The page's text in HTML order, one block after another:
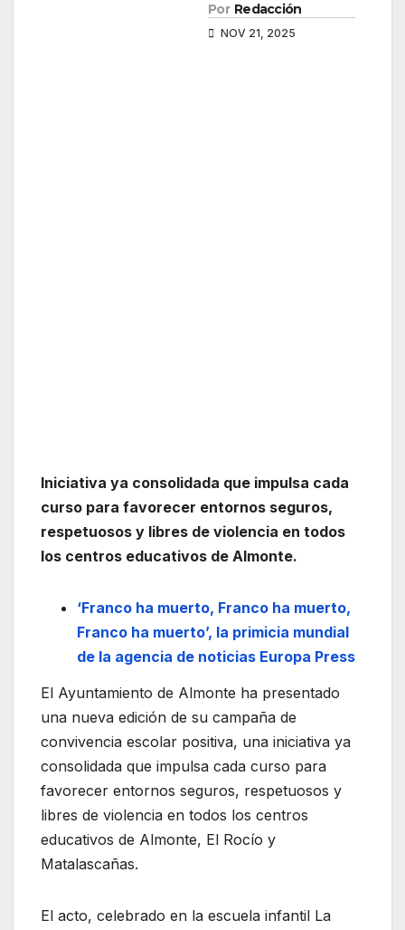
Por Redacción
NOV 21, 2025
Iniciativa ya consolidada que impulsa cada
curso para favorecer entornos seguros,
respetuosos y libres de violencia en todos
los centros educativos de Almonte.
‘Franco ha muerto, Franco ha muerto,
Franco ha muerto’, la primicia mundial
de la agencia de noticias Europa Press
El Ayuntamiento de Almonte ha presentado
una nueva edición de su campaña de
convivencia escolar positiva, una iniciativa ya
consolidada que impulsa cada curso para
favorecer entornos seguros, respetuosos y
libres de violencia en todos los centros
educativos de Almonte, El Rocío y
Matalascañas.
El acto, celebrado en la escuela infantil La